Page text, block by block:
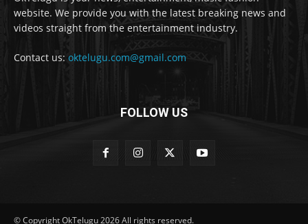
website. We provide you with the latest breaking news and
videos straight from the entertainment industry.
Contact us: oktelugu.com@gmail.com
FOLLOW US
© Copyright OkTelugu 2026 All rights reserved.